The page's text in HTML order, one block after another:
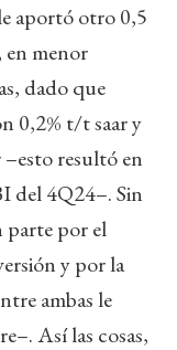
aportó otro 0,5
menor
dado que
0,2% t/t saar y
resultó en
del 4Q24–. Sin
parte por el
y por la
ambas le
Así las cosas,